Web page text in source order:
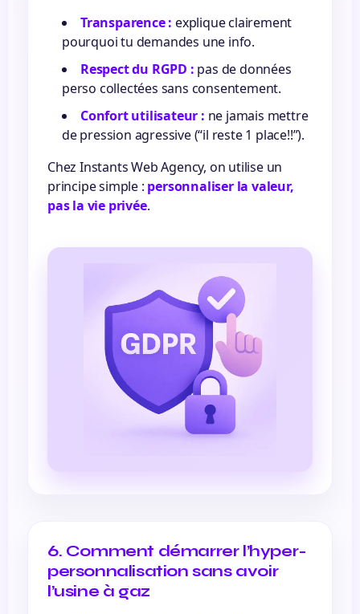
Transparence : explique clairement
pourquoi tu demandes une info.
Respect du RGPD : pas de données
perso collectées sans consentement.
Confort utilisateur : ne jamais mettre
de pression agressive (“il reste 1 place!!”).
Chez Instants Web Agency, on utilise un
principe simple : personnaliser la valeur,
pas la vie privée.
6. Comment démarrer l’hyper-
personnalisation sans avoir
l’usine à gaz